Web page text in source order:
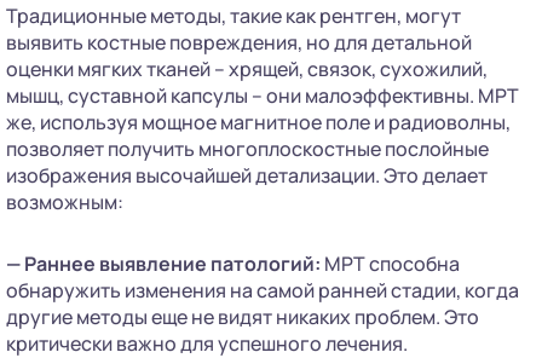
Традиционные методы, такие как рентген, могут
выявить костные повреждения, но для детальной
оценки мягких тканей – хрящей, связок, сухожилий,
мышц, суставной капсулы – они малоэффективны. МРТ
же, используя мощное магнитное поле и радиоволны,
позволяет получить многоплоскостные послойные
изображения высочайшей детализации. Это делает
возможным:
— Раннее выявление патологий: МРТ способна
обнаружить изменения на самой ранней стадии, когда
другие методы еще не видят никаких проблем. Это
критически важно для успешного лечения.